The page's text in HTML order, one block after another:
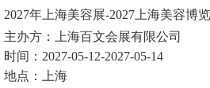
2027年上海美容展-2027上海美容博
主办方：上海百文会展有限公司
时间：2027-05-12-2027-05-14
地点：上海